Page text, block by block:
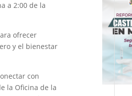
a 2:00 de la
ofrecer
y el bienestar
con
la Oficina de la